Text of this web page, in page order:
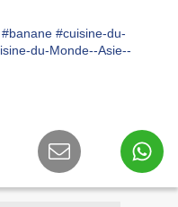
#banane #cuisine-du-
du-Monde--Asie--